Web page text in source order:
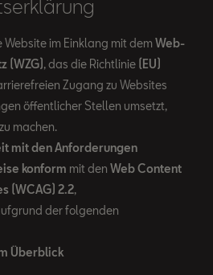
Website im Einklang mit dem Web-
(WZG) , das die Richtlinie (EU)
Zugang zu Websites
öffentlicher Stellen umsetzt,
machen.
mit den Anforderungen
konform mit den Web Content
(WCAG) 2.2,
der folgenden
Überblick